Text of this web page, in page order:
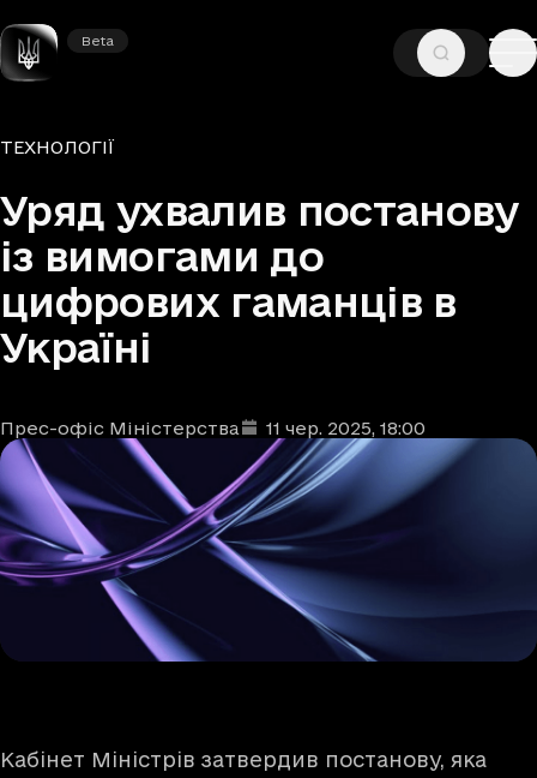
Beta
Beta
ГОЛОВНА —НОВИНИ
Рубрики
ТЕХНОЛОГІЇ
Уряд ухвалив постанову
із вимогами до
цифрових гаманців в
Україні
Автори
Прес-офіс Міністерства
Дата та час публікації: 11 чер. 2025, 18:00
Кабінет Міністрів затвердив постанову, яка